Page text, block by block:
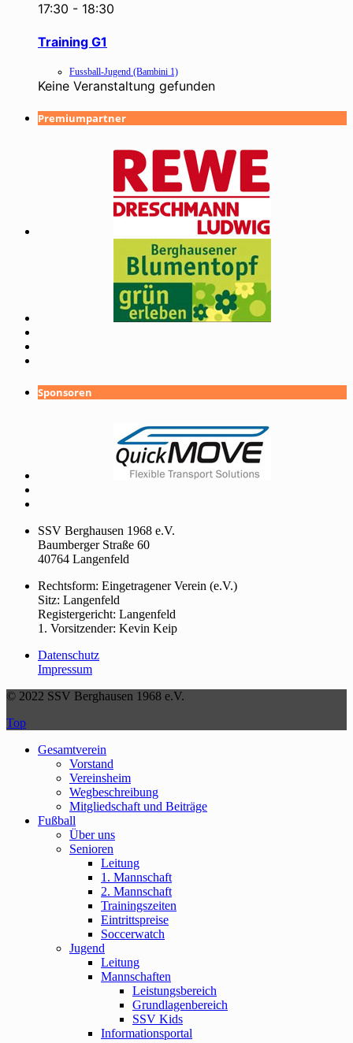
17:30 - 18:30
Training G1
Fussball-Jugend (Bambini 1)
Keine Veranstaltung gefunden
Premiumpartner
Sponsoren
SSV Berghausen 1968 e.V.
Baumberger Straße 60
40764 Langenfeld
Rechtsform: Eingetragener Verein (e.V.)
Sitz: Langenfeld
Registergericht: Langenfeld
1. Vorsitzender: Kevin Keip
Datenschutz
Impressum
© 2022 SSV Berghausen 1968 e.V.
Top
Gesamtverein
Vorstand
Vereinsheim
Wegbeschreibung
Mitgliedschaft und Beiträge
Fußball
Über uns
Senioren
Leitung
1. Mannschaft
2. Mannschaft
Trainingszeiten
Eintrittspreise
Soccerwatch
Jugend
Leitung
Mannschaften
Leistungsbereich
Grundlagenbereich
SSV Kids
Informationsportal